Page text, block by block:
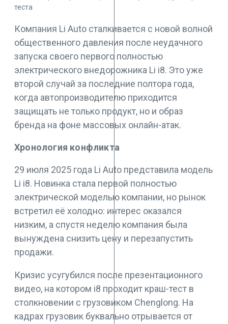
Компания Li Auto сталкивается с новой волной
общественного давления после неудачного
запуска своего первого полностью
электрического внедорожника Li i8. Это уже
второй случай за последние полтора года,
когда автопроизводителю приходится
защищать не только продукт, но и образ
бренда на фоне массовых онлайн-атак.
Хронология конфликта
29 июля 2025 года Li Auto представила модель
Li i8. Новинка стала первой полностью
электрической моделью компании, но рынок
встретил её холодно: интерес оказался
низким, а спустя неделю компания была
вынуждена снизить цену и перезапустить
продажи.
Кризис усугубился после презентационного
видео, на котором i8 проходит краш-тест в
столкновении с грузовиком Chenglong. На
кадрах грузовик буквально отрывается от